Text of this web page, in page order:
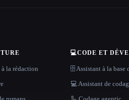
la rédaction
💻CODE ET
🗄️ Assistant à la base
💻 Assistant de